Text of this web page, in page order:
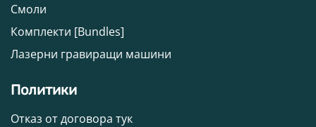
Смоли
Комплекти [Bundles]
Лазерни гравиращи машини
Политики
Отказ от договора тук